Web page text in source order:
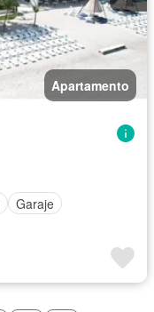
Apartamento
Garaje